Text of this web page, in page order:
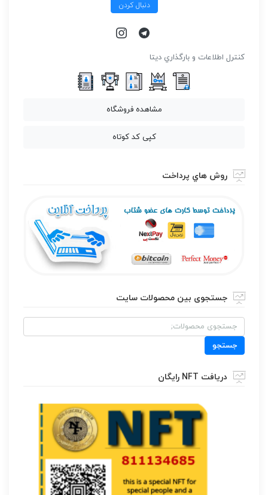
دنبال کردن
كنترل اطلاعات و بارگذاري ديتا
مشاهده فروشگاه
کپی کد کوتاه
روش هاي پرداخت
جستجوی بین محصولات سایت
جستجو
برای:
جستجو
دریافت NFT رایگان